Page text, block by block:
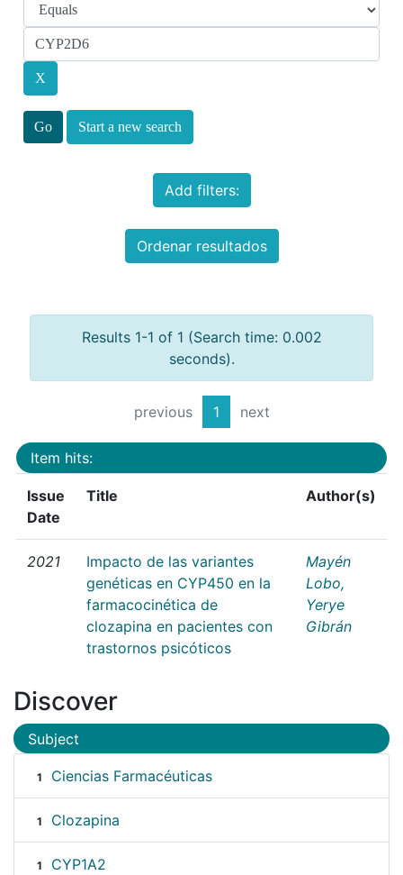
Start a new search
Add filters:
Ordenar resultados
Results 1-1 of 1 (Search time: 0.002
seconds).
previous 1 next
Item hits:
Issue
Date
Title Author(s)
2021
Impacto de las variantes
genéticas en CYP450 en la
farmacocinética de
clozapina en pacientes con
trastornos psicóticos
Mayén
Lobo,
Yerye
Gibrán
Discover
Subject
1 Ciencias Farmacéuticas
1 Clozapina
1 CYP1A2